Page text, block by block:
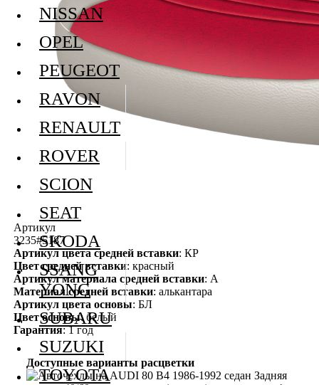
Артикул
3235#5187
Артикул цвета средней вставки: КР
Цвет средней вставки: красный
Артикул материала средней вставки: А
Материал средней вставки: алькантара
Артикул цвета основы: БЛ
Цвет основы: белый
Гарантия: 1 год
Доступные варианты расцветки
NISSAN
OPEL
PEUGEOT
RAVON
RENAULT
ROVER
SCION
SEAT
SKODA
SSANG
YONG
SUBARU
SUZUKI
TOYOTA